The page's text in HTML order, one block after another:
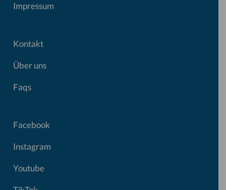
Impressum
Kontakt
Über uns
Faqs
Facebook
Instagram
Youtube